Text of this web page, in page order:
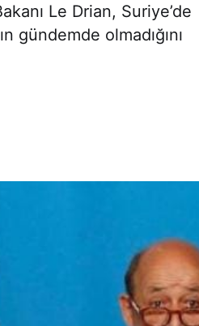
Le Drian, Suriye’de
gündemde olmadığını